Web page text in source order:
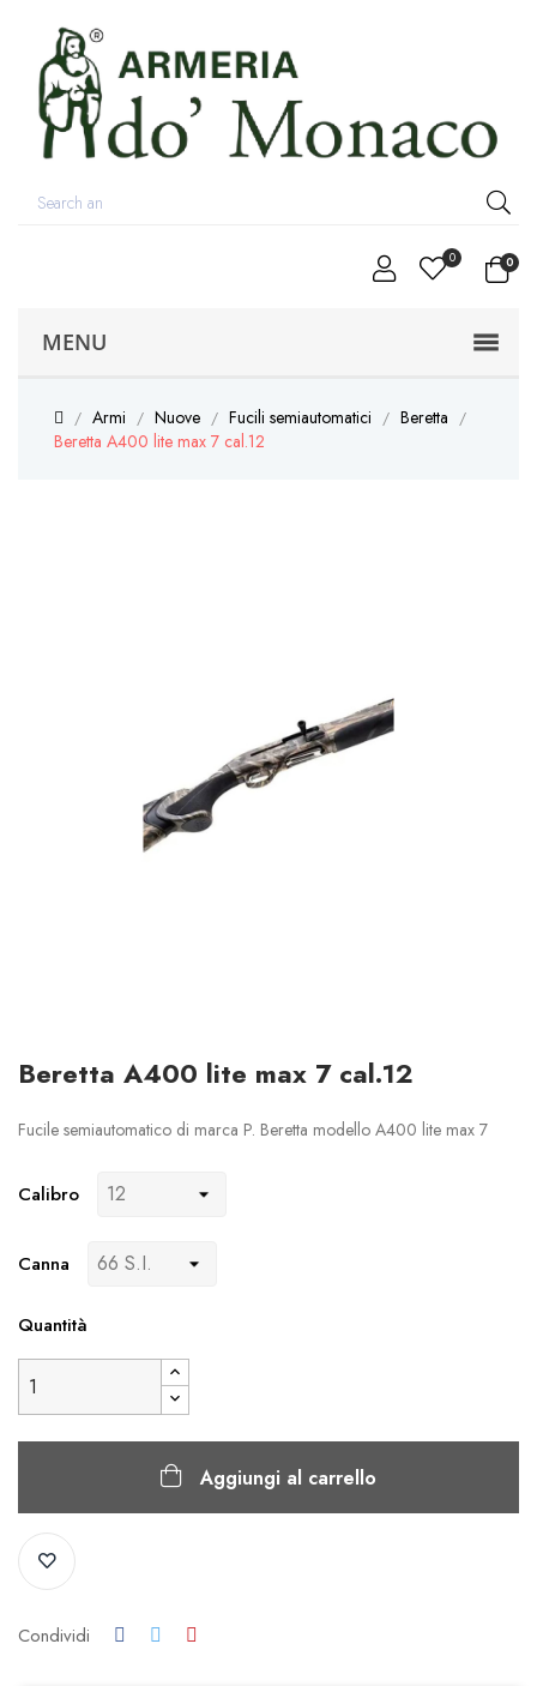
0 0
MENU
Armi Nuove Fucili semiautomatici
Beretta
Beretta A400 lite max 7 cal.12
Beretta A400 lite max 7 cal.12
Fucile semiautomatico di marca P. Beretta modello A400 lite max 7
Calibro
Canna
Quantità
Aggiungi al carrello
Condividi